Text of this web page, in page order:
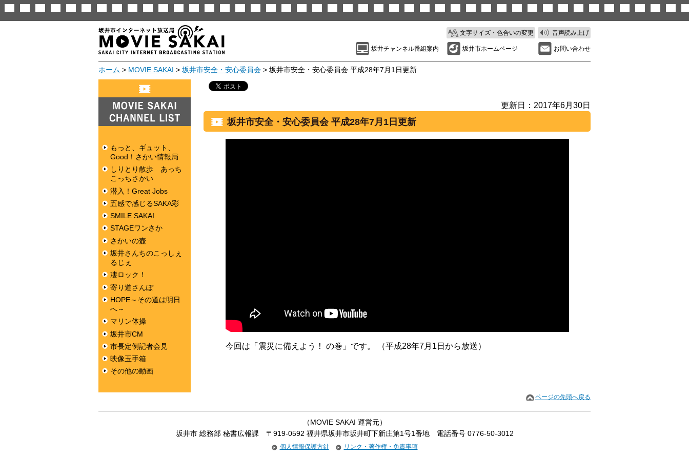
文字サイズ・色合いの変更 音声読み上げ
坂井チャンネル番組案内 坂井市ホームページ お問い合わせ
ホーム > MOVIE SAKAI > 坂井市安全・安心委員会 > 坂井市安全・安心委員会 平成28年7月1日更新
MOVIE SAKAI
CHANNEL LIST
もっと、ギュット、
Good！さかい情報局
しりとり散歩 あっち
こっちさかい
潜入！Great Jobs
五感で感じるSAKA彩
SMILE SAKAI
STAGEワンさか
さかいの壺
坂井さんちのこっしぇ
るじぇ
凄ロック！
寄り道さんぽ
HOPE～その道は明日
へ～
マリン体操
坂井市CM
市長定例記者会見
映像玉手箱
その他の動画
更新日：2017年6月30日
坂井市安全・安心委員会 平成28年7月1日更新
今回は「震災に備えよう！ の巻」です。 （平成28年7月1日から放送）
ページの先頭へ戻る
（MOVIE SAKAI 運営元）
坂井市 総務部 秘書広報課 〒919-0592 福井県坂井市坂井町下新庄第1号1番地 電話番号 0776-50-3012
個人情報保護方針 リンク・著作権・免責事項